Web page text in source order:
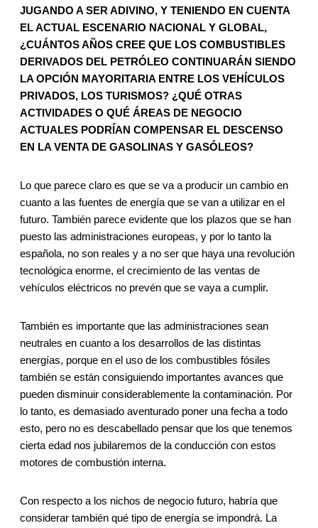
JUGANDO A SER ADIVINO, Y TENIENDO EN CUENTA
EL ACTUAL ESCENARIO NACIONAL Y GLOBAL,
¿CUÁNTOS AÑOS CREE QUE LOS COMBUSTIBLES
DERIVADOS DEL PETRÓLEO CONTINUARÁN SIENDO
LA OPCIÓN MAYORITARIA ENTRE LOS VEHÍCULOS
PRIVADOS, LOS TURISMOS? ¿QUÉ OTRAS
ACTIVIDADES O QUÉ ÁREAS DE NEGOCIO
ACTUALES PODRÍAN COMPENSAR EL DESCENSO
EN LA VENTA DE GASOLINAS Y GASÓLEOS?
Lo que parece claro es que se va a producir un cambio en
cuanto a las fuentes de energía que se van a utilizar en el
futuro. También parece evidente que los plazos que se han
puesto las administraciones europeas, y por lo tanto la
española, no son reales y a no ser que haya una revolución
tecnológica enorme, el crecimiento de las ventas de
vehículos eléctricos no prevén que se vaya a cumplir.
También es importante que las administraciones sean
neutrales en cuanto a los desarrollos de las distintas
energías, porque en el uso de los combustibles fósiles
también se están consiguiendo importantes avances que
pueden disminuir considerablemente la contaminación. Por
lo tanto, es demasiado aventurado poner una fecha a todo
esto, pero no es descabellado pensar que los que tenemos
cierta edad nos jubilaremos de la conducción con estos
motores de combustión interna.
Con respecto a los nichos de negocio futuro, habría que
considerar también qué tipo de energía se impondrá. La